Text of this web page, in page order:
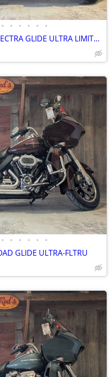
• • • • • •
2019 HARLEY DAVIDSON ELECTRA GLIDE ULTRA LIMITED-FLHTK
• • • • • •
GLIDE ULTRA-FLTRU